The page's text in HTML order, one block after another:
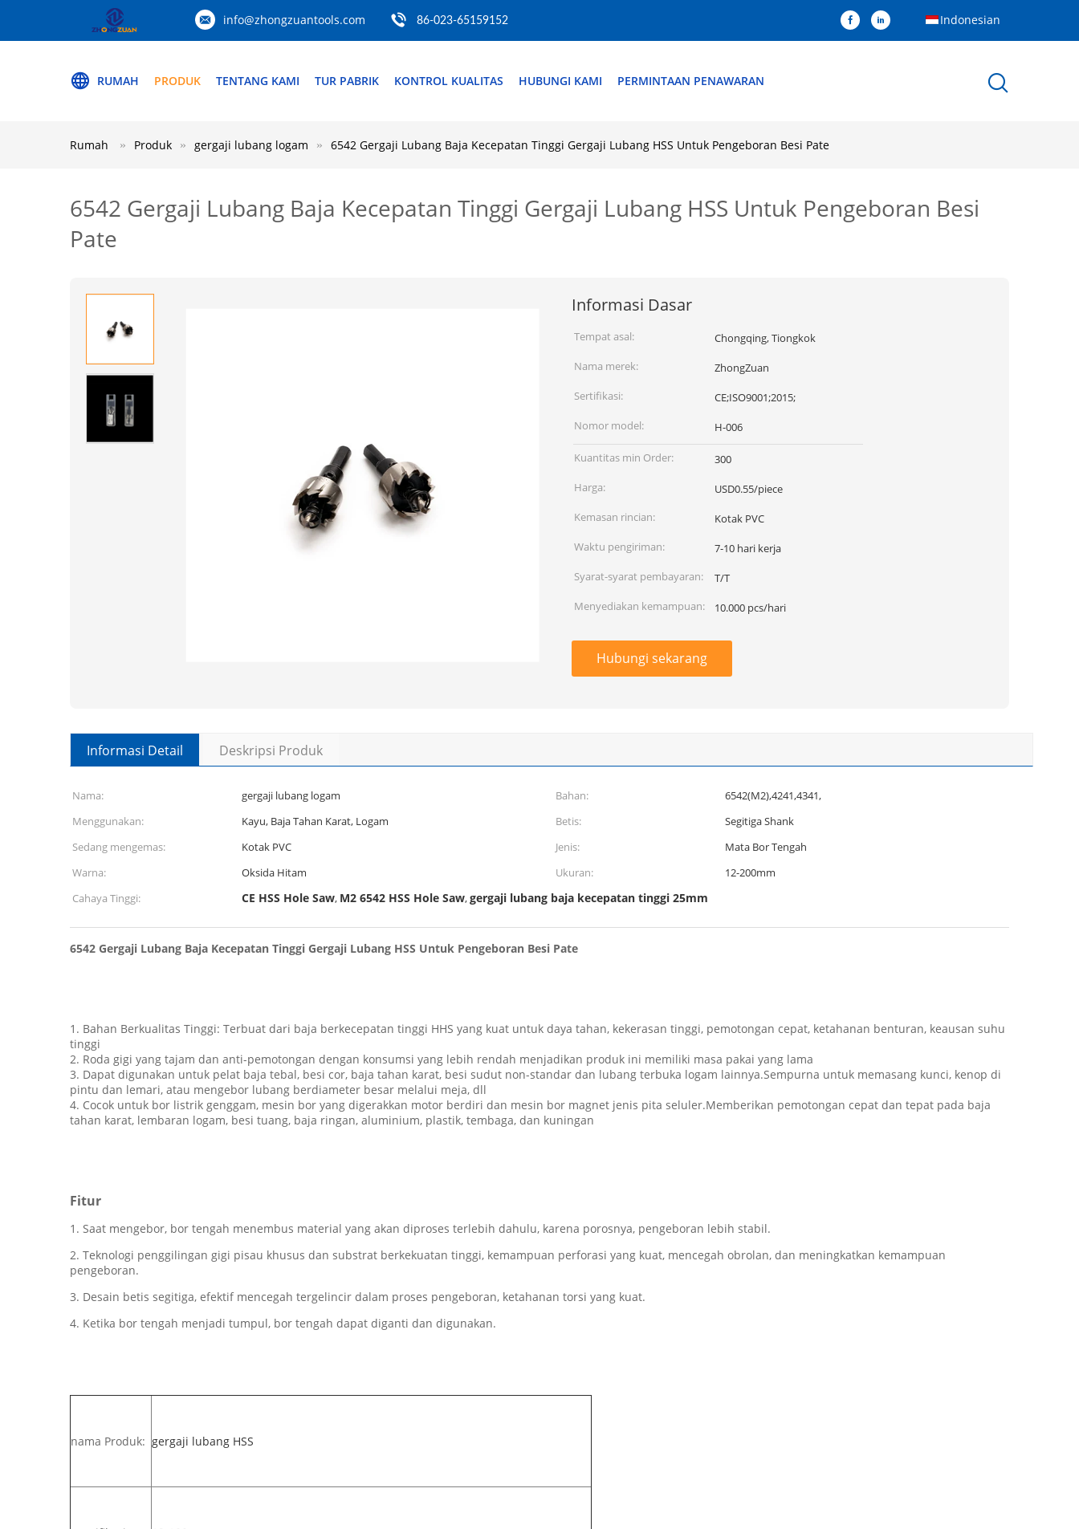
info@zhongzuantools.com 86-023-65159152 Indonesian
RUMAH PRODUK TENTANG KAMI TUR PABRIK KONTROL KUALITAS HUBUNGI KAMI PERMINTAAN PENAWARAN
Rumah Produk gergaji lubang logam 6542 Gergaji Lubang Baja Kecepatan Tinggi Gergaji Lubang HSS Untuk Pengeboran Besi Pate
6542 Gergaji Lubang Baja Kecepatan Tinggi Gergaji Lubang HSS Untuk Pengeboran Besi
Pate
Informasi Dasar
Tempat asal:
Chongqing, Tiongkok
Nama merek:
ZhongZuan
Sertifikasi:
CE;ISO9001;2015;
Nomor model:
H-006
Kuantitas min Order:
300
Harga:
USD0.55/piece
Kemasan rincian:
Kotak PVC
Waktu pengiriman:
7-10 hari kerja
Syarat-syarat pembayaran:
T/T
Menyediakan kemampuan:
10.000 pcs/hari
Hubungi sekarang
Informasi Detail Deskripsi Produk
Nama: gergaji lubang logam Bahan:
6542(M2),4241,4341,
Menggunakan:
Kayu, Baja Tahan Karat, Logam Betis:
Segitiga Shank
Sedang mengemas:
Kotak PVC Jenis:
Mata Bor Tengah
Warna:
Oksida Hitam Ukuran:
12-200mm
Cahaya Tinggi:
CE HSS Hole Saw, M2 6542 HSS Hole Saw,gergaji lubang baja kecepatan tinggi 25mm
6542 Gergaji Lubang Baja Kecepatan Tinggi Gergaji Lubang HSS Untuk Pengeboran Besi Pate
1. Bahan Berkualitas Tinggi: Terbuat dari baja berkecepatan tinggi HHS yang kuat untuk daya tahan, kekerasan tinggi, pemotongan cepat, ketahanan benturan, keausan suhu
tinggi
2. Roda gigi yang tajam dan anti-pemotongan dengan konsumsi yang lebih rendah menjadikan produk ini memiliki masa pakai yang lama
3. Dapat digunakan untuk pelat baja tebal, besi cor, baja tahan karat, besi sudut non-standar dan lubang terbuka logam lainnya.Sempurna untuk memasang kunci, kenop di
pintu dan lemari, atau mengebor lubang berdiameter besar melalui meja, dll
4. Cocok untuk bor listrik genggam, mesin bor yang digerakkan motor berdiri dan mesin bor magnet jenis pita seluler.Memberikan pemotongan cepat dan tepat pada baja
tahan karat, lembaran logam, besi tuang, baja ringan, aluminium, plastik, tembaga, dan kuningan
Fitur
1. Saat mengebor, bor tengah menembus material yang akan diproses terlebih dahulu, karena porosnya, pengeboran lebih stabil.
2. Teknologi penggilingan gigi pisau khusus dan substrat berkekuatan tinggi, kemampuan perforasi yang kuat, mencegah obrolan, dan meningkatkan kemampuan
pengeboran.
3. Desain betis segitiga, efektif mencegah tergelincir dalam proses pengeboran, ketahanan torsi yang kuat.
4. Ketika bor tengah menjadi tumpul, bor tengah dapat diganti dan digunakan.
nama Produk: gergaji lubang HSS